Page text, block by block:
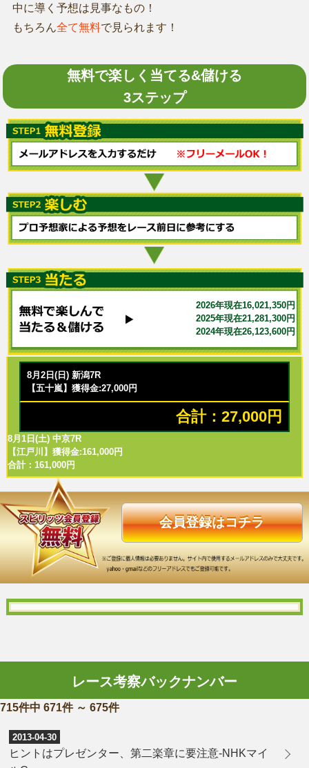
中に導く予想は見事なもの！
もちろん全て無料で見られます！
無料で楽しく当てる&儲ける
3ステップ
2026年現在16,021,350円
2025年現在21,281,300円
2024年現在26,123,600円
8月2日(日) 新潟7R
【五十嵐】獲得金:27,000円
合計：27,000円
8月1日(土) 中京7R
【江戸川】獲得金:161,000円
合計：161,000円
会員登録はコチラ
レース考察バックナンバー
715件中 671件 ～ 675件
2013-04-30
ヒントはプレゼンター、第二楽章に要注意-NHKマイ